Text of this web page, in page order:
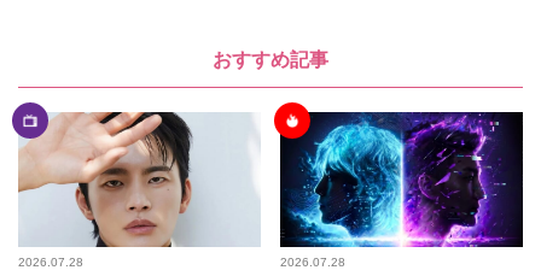
おすすめ記事
2026.07.28 2026.07.28